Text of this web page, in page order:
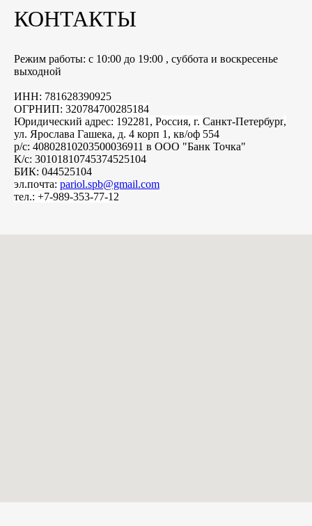
КОНТАКТЫ
Режим работы: с 10:00 до 19:00 , суббота и воскресенье
выходной
ИНН: 781628390925
ОГРНИП: 320784700285184
Юридический адрес: 192281, Россия, г. Санкт-Петербург,
ул. Ярослава Гашека, д. 4 корп 1, кв/оф 554
р/с: 40802810203500036911 в ООО "Банк Точка"
К/с: 30101810745374525104
БИК: 044525104
эл.почта: pariol.spb@gmail.com
тел.: +7-989-353-77-12